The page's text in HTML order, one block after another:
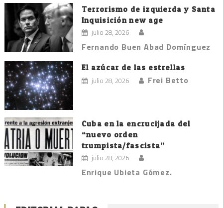
Terrorismo de izquierda y Santa
Inquisición new age
julio 28, 2026
Fernando Buen Abad Domínguez
El azúcar de las estrellas
julio 28, 2026 Frei Betto
Cuba en la encrucijada del
“nuevo orden
trumpista/fascista”
julio 28, 2026
Enrique Ubieta Gómez.